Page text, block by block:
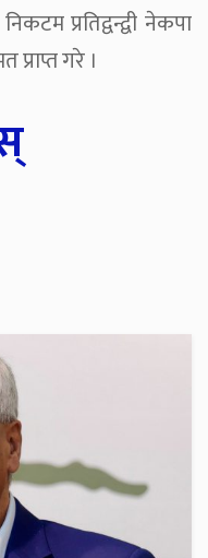
प्रतिद्वन्द्वी नेकपा
प्राप्त गरे ।